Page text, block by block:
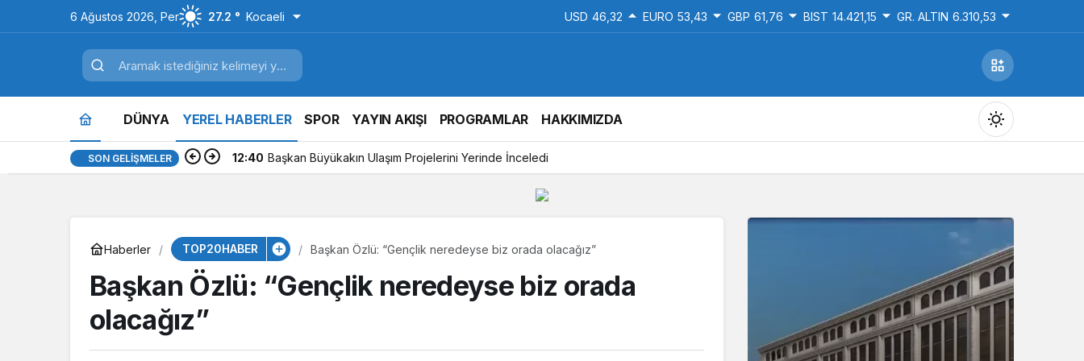
6 Ağustos 2026, Per 27.2 ° Kocaeli USD 46,32 EURO 53,43 GBP 61,76 BIST 14.421,15 GR. ALTIN 6.310,53
DÜNYA YEREL HABERLER SPOR YAYIN AKIŞI PROGRAMLAR HAKKIMIZDA
Gece Modu
Gece modunu seçin.
SON GELIŞMELER 12:40 Başkan Büyükakın Ulaşım Projelerini Yerinde İnceledi
Haberler TOP20HABER Başkan Özlü: “Gençlik neredeyse biz orada olacağız”
Başkan Özlü: “Gençlik neredeyse biz orada
olacağız”